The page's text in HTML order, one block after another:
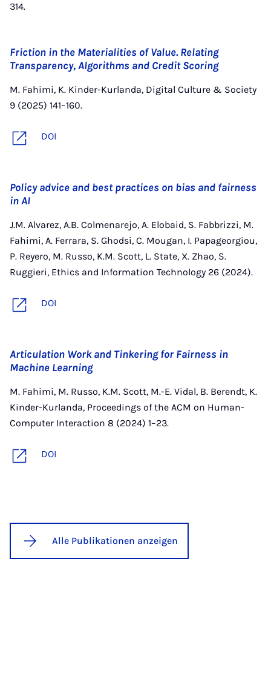
314.
Friction in the Materialities of Value. Relating
Transparency, Algorithms and Credit Scoring
M. Fahimi, K. Kinder-Kurlanda, Digital Culture & Society
9 (2025) 141–160.
DOI
Policy advice and best practices on bias and fairness
in AI
J.M. Alvarez, A.B. Colmenarejo, A. Elobaid, S. Fabbrizzi, M.
Fahimi, A. Ferrara, S. Ghodsi, C. Mougan, I. Papageorgiou,
P. Reyero, M. Russo, K.M. Scott, L. State, X. Zhao, S.
Ruggieri, Ethics and Information Technology 26 (2024).
DOI
Articulation Work and Tinkering for Fairness in
Machine Learning
M. Fahimi, M. Russo, K.M. Scott, M.-E. Vidal, B. Berendt, K.
Kinder-Kurlanda, Proceedings of the ACM on Human-
Computer Interaction 8 (2024) 1–23.
DOI
Alle Publikationen anzeigen